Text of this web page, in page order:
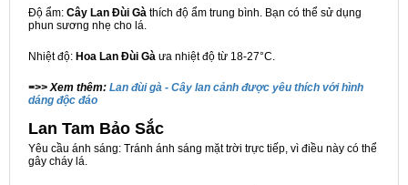
Độ ẩm: Cây Lan Đùi Gà thích độ ẩm trung bình. Bạn có thể sử dụng
phun sương nhẹ cho lá.
Nhiệt độ: Hoa Lan Đùi Gà ưa nhiệt độ từ 18-27°C.
=>> Xem thêm: Lan đùi gà - Cây lan cảnh được yêu thích với hình
dáng độc đáo
Lan Tam Bảo Sắc
Yêu cầu ánh sáng: Tránh ánh sáng mặt trời trực tiếp, vì điều này có thể
gây cháy lá.